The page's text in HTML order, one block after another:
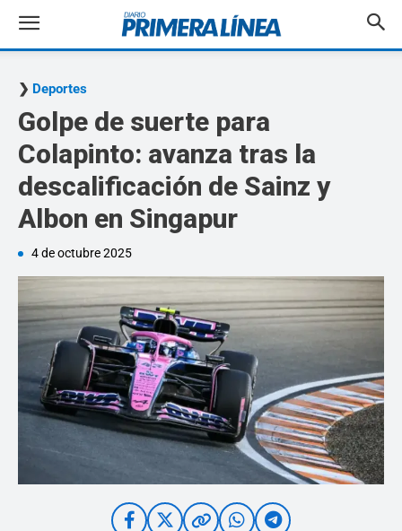
Deportes
Golpe de suerte para
Colapinto: avanza tras la
descalificación de Sainz y
Albon en Singapur
4 de octubre 2025